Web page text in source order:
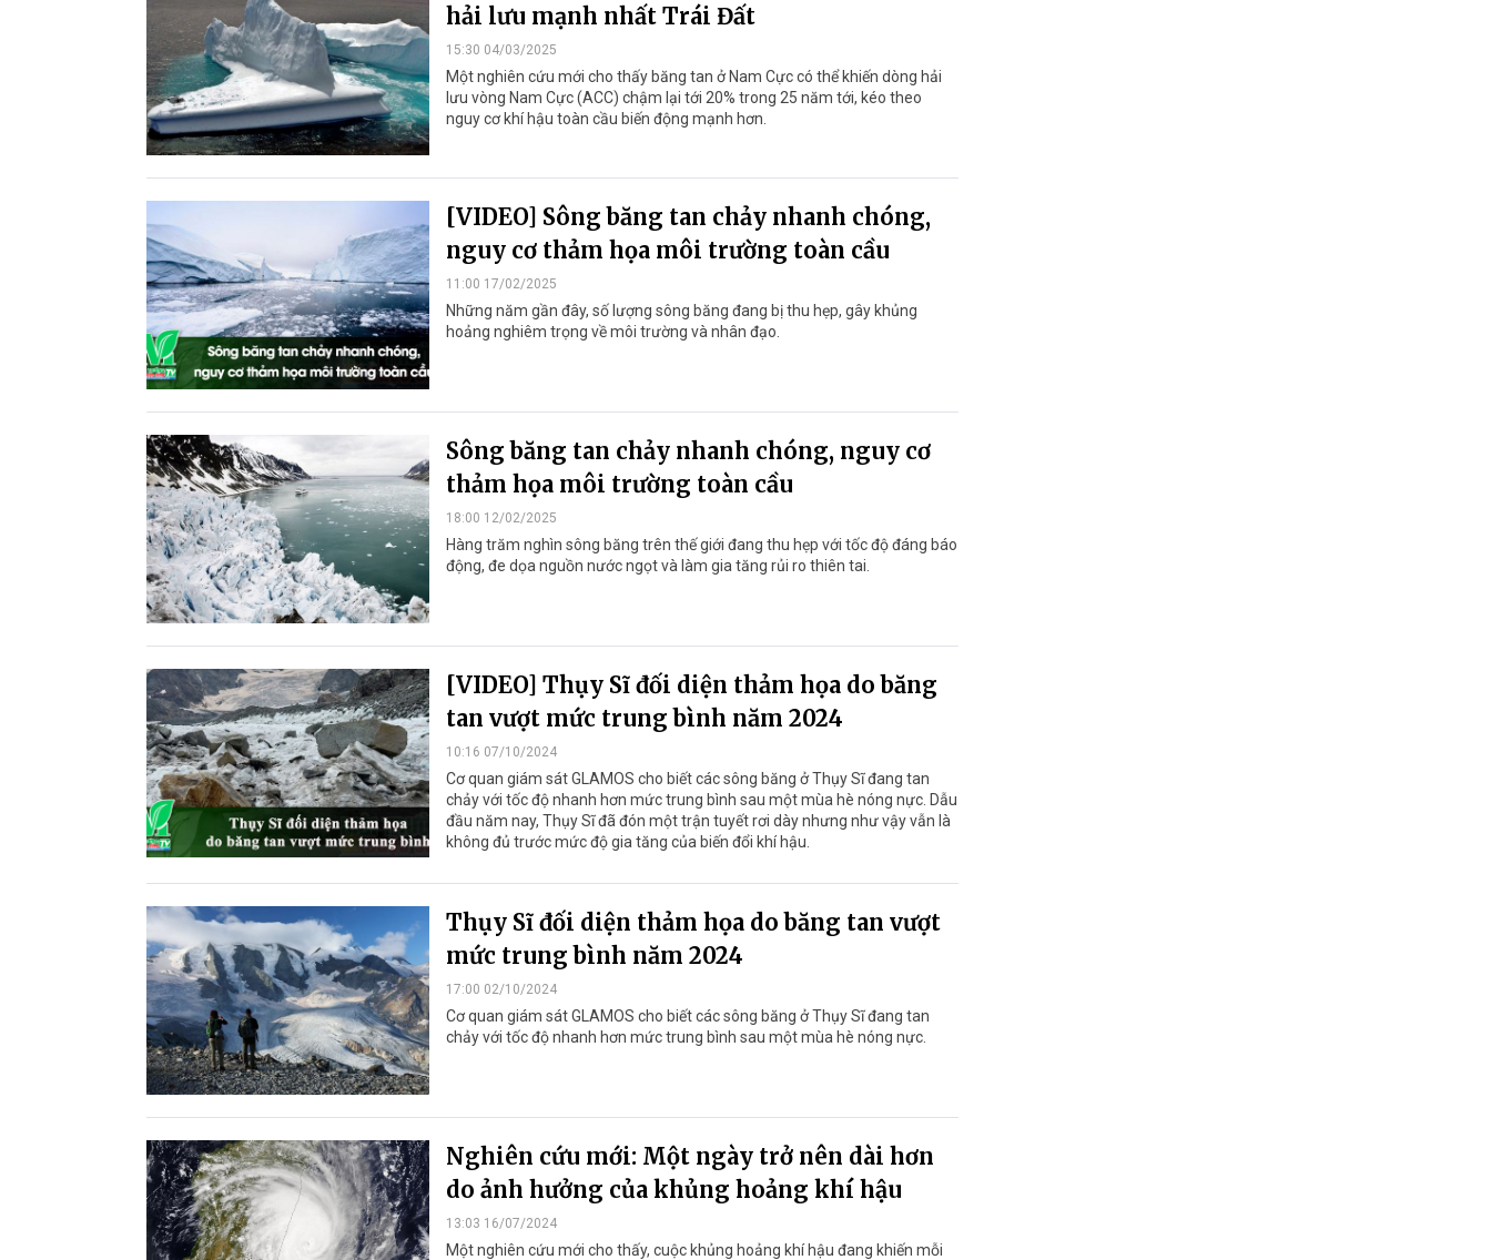
hải lưu mạnh nhất Trái Đất
15:30 04/03/2025
Một nghiên cứu mới cho thấy băng tan ở Nam Cực có thể khiến dòng hải
lưu vòng Nam Cực (ACC) chậm lại tới 20% trong 25 năm tới, kéo theo
nguy cơ khí hậu toàn cầu biến động mạnh hơn.
[VIDEO] Sông băng tan chảy nhanh chóng,
nguy cơ thảm họa môi trường toàn cầu
11:00 17/02/2025
Những năm gần đây, số lượng sông băng đang bị thu hẹp, gây khủng
hoảng nghiêm trọng về môi trường và nhân đạo.
Sông băng tan chảy nhanh chóng, nguy cơ
thảm họa môi trường toàn cầu
18:00 12/02/2025
Hàng trăm nghìn sông băng trên thế giới đang thu hẹp với tốc độ đáng báo
động, đe dọa nguồn nước ngọt và làm gia tăng rủi ro thiên tai.
[VIDEO] Thụy Sĩ đối diện thảm họa do băng
tan vượt mức trung bình năm 2024
10:16 07/10/2024
Cơ quan giám sát GLAMOS cho biết các sông băng ở Thụy Sĩ đang tan
chảy với tốc độ nhanh hơn mức trung bình sau một mùa hè nóng nực. Dẫu
đầu năm nay, Thụy Sĩ đã đón một trận tuyết rơi dày nhưng như vậy vẫn là
không đủ trước mức độ gia tăng của biến đổi khí hậu.
Thụy Sĩ đối diện thảm họa do băng tan vượt
mức trung bình năm 2024
17:00 02/10/2024
Cơ quan giám sát GLAMOS cho biết các sông băng ở Thụy Sĩ đang tan
chảy với tốc độ nhanh hơn mức trung bình sau một mùa hè nóng nực.
Nghiên cứu mới: Một ngày trở nên dài hơn
do ảnh hưởng của khủng hoảng khí hậu
13:03 16/07/2024
Một nghiên cứu mới cho thấy, cuộc khủng hoảng khí hậu đang khiến mỗi